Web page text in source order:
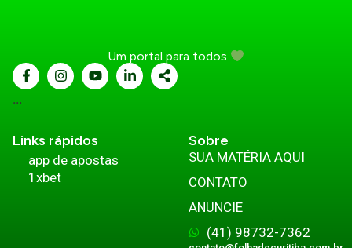
Um portal para todos
...
Links rápidos
app de apostas
1xbet
Sobre
SUA MATÉRIA AQUI
CONTATO
ANUNCIE
(41) 98732-7362